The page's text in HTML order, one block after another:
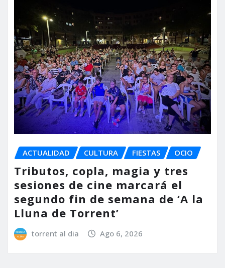
ACTUALIDAD CULTURA FIESTAS OCIO
Tributos, copla, magia y tres
sesiones de cine marcará el
segundo fin de semana de ‘A la
Lluna de Torrent’
torrent al dia Ago 6, 2026